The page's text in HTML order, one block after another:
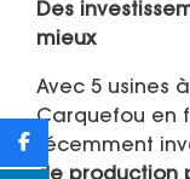
Des
mieux
Avec 5 usines
Carquefou en
récemment